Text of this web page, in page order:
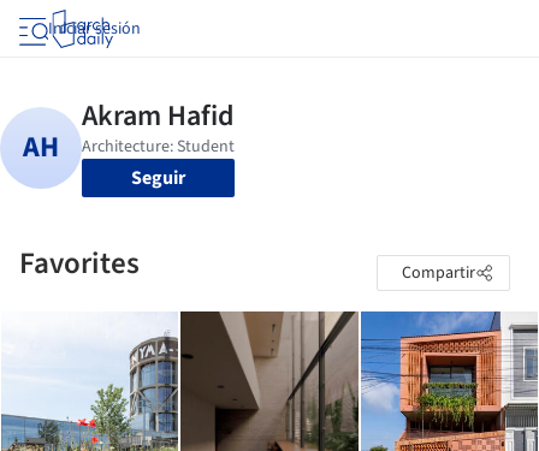
Iniciar sesión
Seguir
Favorites Compartir